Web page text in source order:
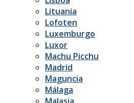
Lituania
Lofoten
Luxemburgo
Luxor
Machu Picchu
Madrid
Maguncia
Málaga
Malasia